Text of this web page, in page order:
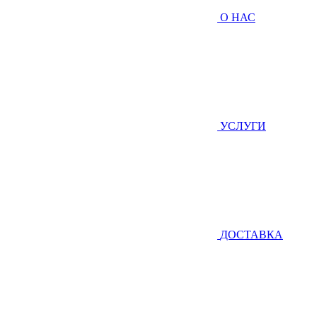
О НАС
УСЛУГИ
ДОСТАВКА